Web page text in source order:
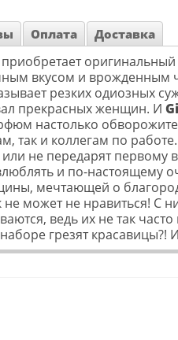
Оплата Доставка
вкусом и врожденным
резких одиозных
прекрасных женщин. И
настолько
и коллегам по работе.
или не передарят
и по-настоящему
мечтающей о
может не нравиться! С
ведь их не так
грезят